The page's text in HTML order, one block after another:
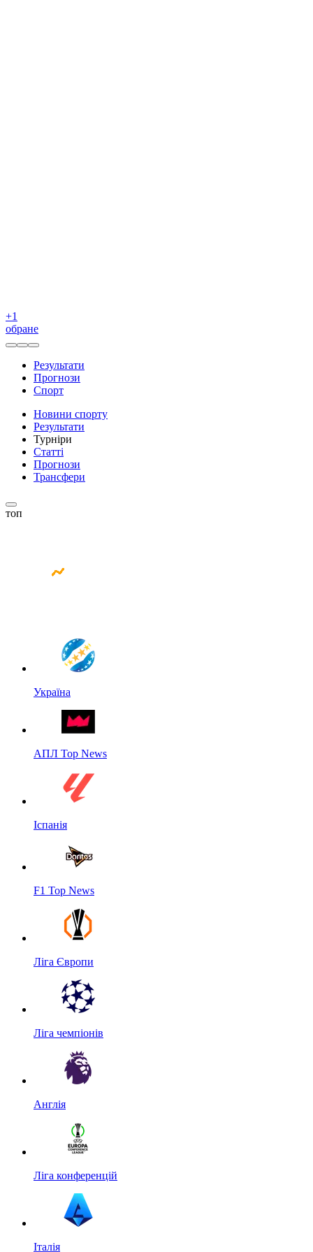
+1
обране
Результати
Прогнози
Спорт
Новини спорту
Результати
Турніри
Статті
Прогнози
Трансфери
топ
Україна
АПЛ Top News
Іспанія
F1 Top News
Ліга Європи
Ліга чемпіонів
Англія
Ліга конференцій
Італія